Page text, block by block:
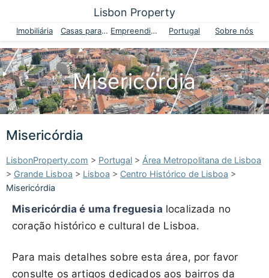
Lisbon Property
Imobiliária Casas para venda Empreendimentos Portugal Sobre nós
Misericórdia
Misericórdia
LisbonProperty.com > Portugal > Área Metropolitana de Lisboa
> Grande Lisboa > Lisboa > Centro Histórico de Lisboa >
Misericórdia
Misericórdia é uma freguesia localizada no
coração histórico e cultural de Lisboa.
Para mais detalhes sobre esta área, por favor
consulte os artigos dedicados aos bairros da